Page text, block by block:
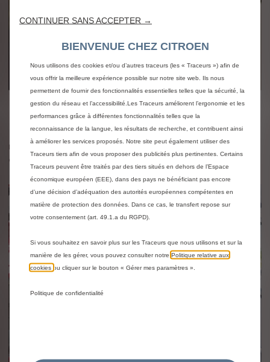
Rapidité
Renseignez les détails et l’état de votre véhicule, et
recevez immédiatement une estimation de reprise par
e mail.
CONTINUER SANS ACCEPTER →
BIENVENUE CHEZ CITROEN
Nous utilisons des cookies et/ou d’autres traceurs (les « Traceurs ») afin de
vous offrir la meilleure expérience possible sur notre site web. Ils nous
permettent de fournir des fonctionnalités essentielles telles que la sécurité, la
gestion du réseau et l’accessibilité.Les Traceurs améliorent l’ergonomie et les
performances grâce à différentes fonctionnalités telles que la
reconnaissance de la langue, les résultats de recherche, et contribuent ainsi
à améliorer les services proposés. Notre site peut également utiliser des
Traceurs tiers afin de vous proposer des publicités plus pertinentes. Certains
Traceurs peuvent être traités par des tiers situés en dehors de l’Espace
économique européen (EEE), dans des pays ne bénéficiant pas encore
d’une décision d’adéquation des autorités européennes compétentes en
matière de protection des données. Dans ce cas, le transfert repose sur
votre consentement (art. 49.1.a du RGPD).
Si vous souhaitez en savoir plus sur les Traceurs que nous utilisons et sur la
manière de les gérer, vous pouvez consulter notrePolitique relative aux
cookiesou cliquer sur le bouton « Gérer mes paramètres ».
Politique de confidentialité